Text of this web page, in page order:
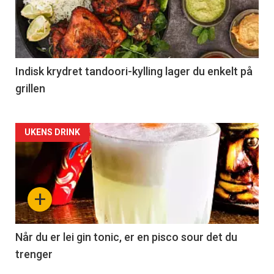
Indisk krydret tandoori-kylling lager du enkelt på
grillen
Forsiden
akkurat
nå
-
2
+
UKENS DRINK
Når du er lei gin tonic, er en pisco sour det du
trenger